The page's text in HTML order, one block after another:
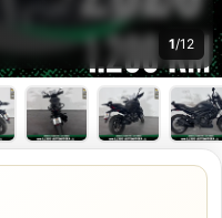
1/12